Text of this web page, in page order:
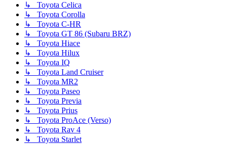
↳ Toyota Celica
↳ Toyota Corolla
↳ Toyota C-HR
↳ Toyota GT 86 (Subaru BRZ)
↳ Toyota Hiace
↳ Toyota Hilux
↳ Toyota IQ
↳ Toyota Land Cruiser
↳ Toyota MR2
↳ Toyota Paseo
↳ Toyota Previa
↳ Toyota Prius
↳ Toyota ProAce (Verso)
↳ Toyota Rav 4
↳ Toyota Starlet